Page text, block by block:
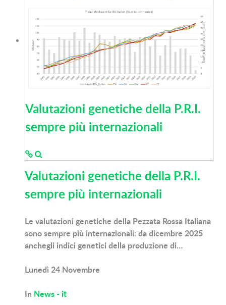
Valutazioni genetiche della P.R.I.
sempre più internazionali
Valutazioni genetiche della P.R.I.
sempre più internazionali
Le valutazioni genetiche della Pezzata Rossa Italiana
sono sempre più internazionali: da dicembre 2025
anchegli indici genetici della produzione di…
Lunedì 24 Novembre
In News - it